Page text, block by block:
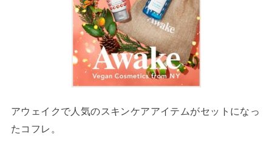
アウェイクで人気のスキンケアアイテムがセットになっ
たコフレ。